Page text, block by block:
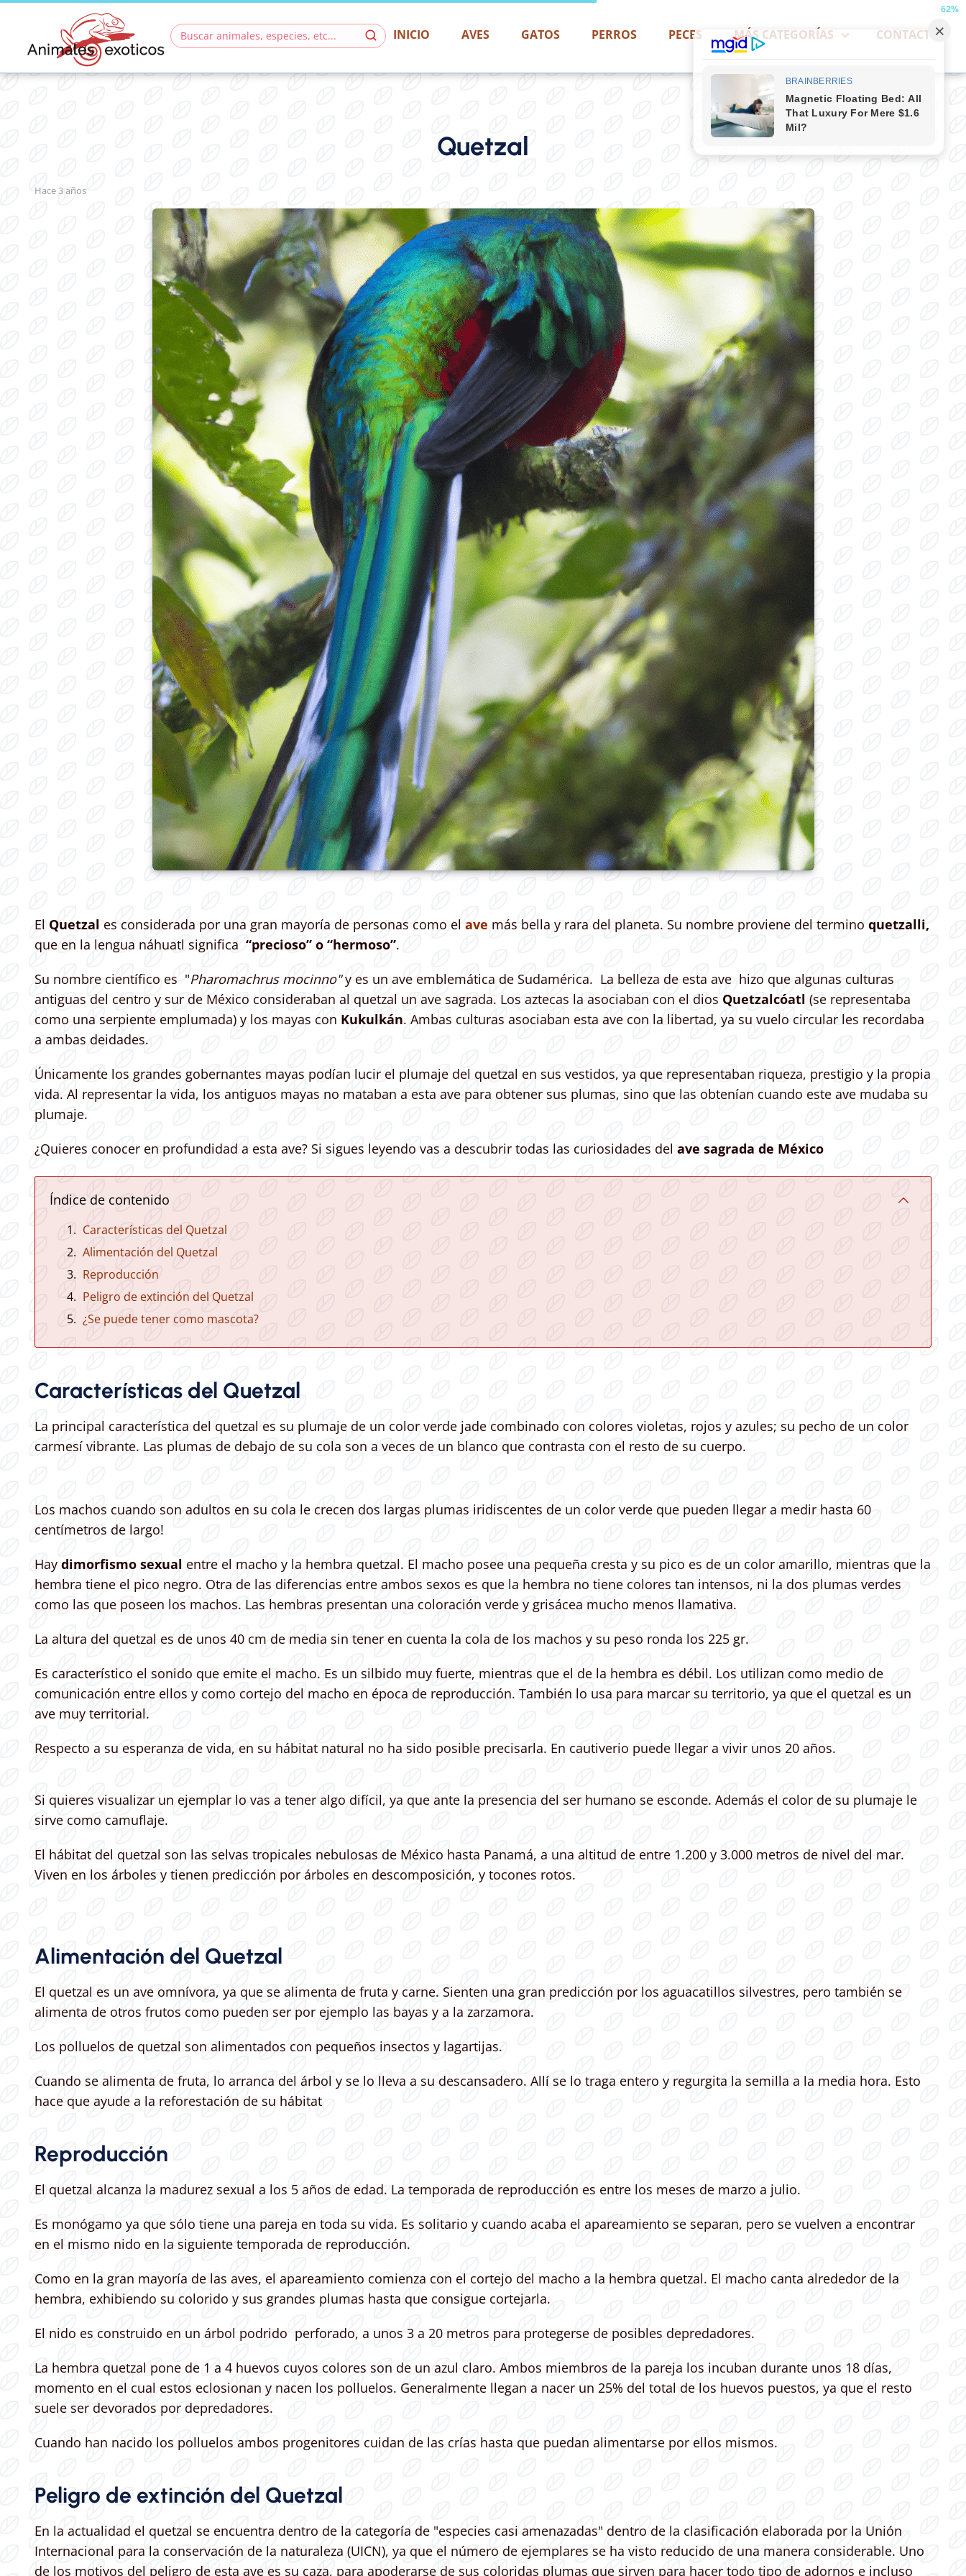
62%
INICIO AVES GATOS PERROS PECES MÁS CATEGORÍAS CONTACTO
Quetzal
hace 3 años
El Quetzal es considerada por una gran mayoría de personas como el ave más bella y rara del planeta. Su nombre proviene del termino quetzalli,
que en la lengua náhuatl significa “precioso” o “hermoso”.
Su nombre científico es "Pharomachrus mocinno"y es un ave emblemática de Sudamérica. La belleza de esta ave hizo que algunas culturas
antiguas del centro y sur de México consideraban al quetzal un ave sagrada. Los aztecas la asociaban con el dios Quetzalcóatl (se representaba
como una serpiente emplumada) y los mayas con Kukulkán. Ambas culturas asociaban esta ave con la libertad, ya su vuelo circular les recordaba
a ambas deidades.
Únicamente los grandes gobernantes mayas podían lucir el plumaje del quetzal en sus vestidos, ya que representaban riqueza, prestigio y la propia
vida. Al representar la vida, los antiguos mayas no mataban a esta ave para obtener sus plumas, sino que las obtenían cuando este ave mudaba su
plumaje.
¿Quieres conocer en profundidad a esta ave? Si sigues leyendo vas a descubrir todas las curiosidades del ave sagrada de México
Índice de contenido
Características del Quetzal
Alimentación del Quetzal
Reproducción
Peligro de extinción del Quetzal
¿Se puede tener como mascota?
Características del Quetzal
La principal característica del quetzal es su plumaje de un color verde jade combinado con colores violetas, rojos y azules; su pecho de un color
carmesí vibrante. Las plumas de debajo de su cola son a veces de un blanco que contrasta con el resto de su cuerpo.
Los machos cuando son adultos en su cola le crecen dos largas plumas iridiscentes de un color verde que pueden llegar a medir hasta 60
centímetros de largo!
Hay dimorfismo sexual entre el macho y la hembra quetzal. El macho posee una pequeña cresta y su pico es de un color amarillo, mientras que la
hembra tiene el pico negro. Otra de las diferencias entre ambos sexos es que la hembra no tiene colores tan intensos, ni la dos plumas verdes
como las que poseen los machos. Las hembras presentan una coloración verde y grisácea mucho menos llamativa.
La altura del quetzal es de unos 40 cm de media sin tener en cuenta la cola de los machos y su peso ronda los 225 gr.
Es característico el sonido que emite el macho. Es un silbido muy fuerte, mientras que el de la hembra es débil. Los utilizan como medio de
comunicación entre ellos y como cortejo del macho en época de reproducción. También lo usa para marcar su territorio, ya que el quetzal es un
ave muy territorial.
Respecto a su esperanza de vida, en su hábitat natural no ha sido posible precisarla. En cautiverio puede llegar a vivir unos 20 años.
Si quieres visualizar un ejemplar lo vas a tener algo difícil, ya que ante la presencia del ser humano se esconde. Además el color de su plumaje le
sirve como camuflaje.
El hábitat del quetzal son las selvas tropicales nebulosas de México hasta Panamá, a una altitud de entre 1.200 y 3.000 metros de nivel del mar.
Viven en los árboles y tienen predicción por árboles en descomposición, y tocones rotos.
Alimentación del Quetzal
El quetzal es un ave omnívora, ya que se alimenta de fruta y carne. Sienten una gran predicción por los aguacatillos silvestres, pero también se
alimenta de otros frutos como pueden ser por ejemplo las bayas y a la zarzamora.
Los polluelos de quetzal son alimentados con pequeños insectos y lagartijas.
Cuando se alimenta de fruta, lo arranca del árbol y se lo lleva a su descansadero. Allí se lo traga entero y regurgita la semilla a la media hora. Esto
hace que ayude a la reforestación de su hábitat
Reproducción
El quetzal alcanza la madurez sexual a los 5 años de edad. La temporada de reproducción es entre los meses de marzo a julio.
Es monógamo ya que sólo tiene una pareja en toda su vida. Es solitario y cuando acaba el apareamiento se separan, pero se vuelven a encontrar
en el mismo nido en la siguiente temporada de reproducción.
Como en la gran mayoría de las aves, el apareamiento comienza con el cortejo del macho a la hembra quetzal. El macho canta alrededor de la
hembra, exhibiendo su colorido y sus grandes plumas hasta que consigue cortejarla.
El nido es construido en un árbol podrido perforado, a unos 3 a 20 metros para protegerse de posibles depredadores.
La hembra quetzal pone de 1 a 4 huevos cuyos colores son de un azul claro. Ambos miembros de la pareja los incuban durante unos 18 días,
momento en el cual estos eclosionan y nacen los polluelos. Generalmente llegan a nacer un 25% del total de los huevos puestos, ya que el resto
suele ser devorados por depredadores.
Cuando han nacido los polluelos ambos progenitores cuidan de las crías hasta que puedan alimentarse por ellos mismos.
Peligro de extinción del Quetzal
En la actualidad el quetzal se encuentra dentro de la categoría de "especies casi amenazadas" dentro de la clasificación elaborada por la Unión
Internacional para la conservación de la naturaleza (UICN), ya que el número de ejemplares se ha visto reducido de una manera considerable. Uno
de los motivos del peligro de esta ave es su caza, para apoderarse de sus coloridas plumas que sirven para hacer todo tipo de adornos e incluso